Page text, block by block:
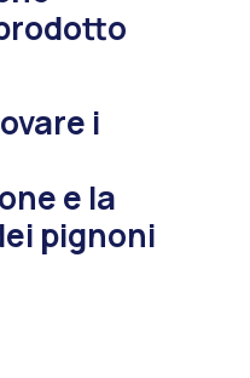
i
e la
pignoni